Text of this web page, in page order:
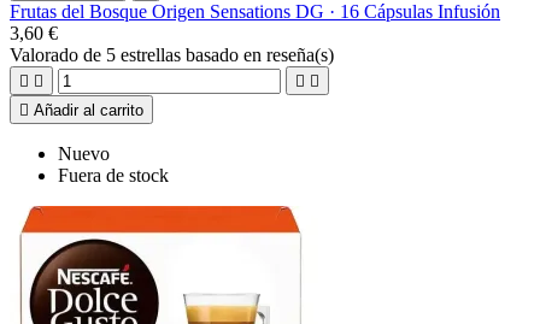
Frutas del Bosque Origen Sensations DG · 16 Cápsulas Infusión
3,60 €
Valorado de 5 estrellas basado en reseña(s)
   
 Añadir al carrito
Nuevo
Fuera de stock